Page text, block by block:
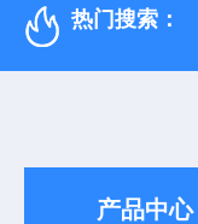
热门搜索：
产品中心